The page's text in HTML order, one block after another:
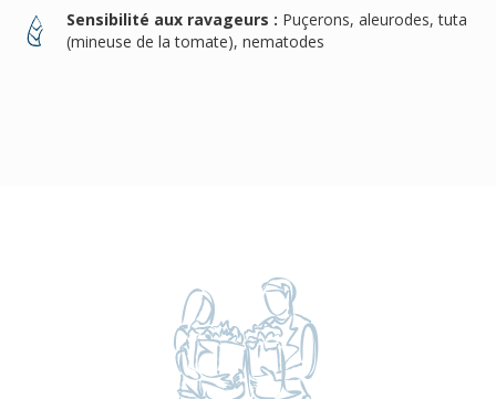
Sensibilité aux ravageurs : Puçerons, aleurodes, tuta
(mineuse de la tomate), nematodes